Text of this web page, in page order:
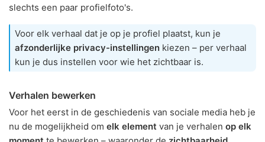
slechts een paar profielfoto's.
Voor elk verhaal dat je op je profiel plaatst, kun je
afzonderlijke privacy-instellingen kiezen – per verhaal
kun je dus instellen voor wie het zichtbaar is.
Verhalen bewerken
Voor het eerst in de geschiedenis van sociale media heb je
nu de mogelijkheid om elk element van je verhalen op elk